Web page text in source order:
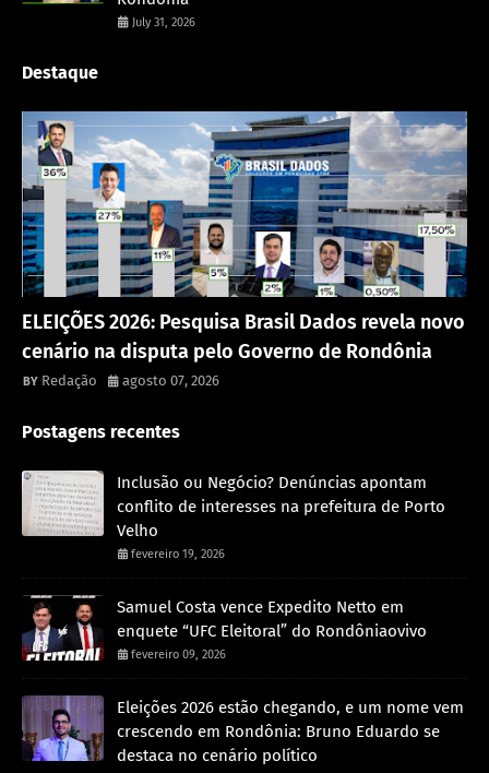
July 31, 2026
Destaque
ELEIÇÕES 2026: Pesquisa Brasil Dados revela novo
cenário na disputa pelo Governo de Rondônia
Redação agosto 07, 2026
Postagens recentes
Inclusão ou Negócio? Denúncias apontam
conflito de interesses na prefeitura de Porto
Velho
fevereiro 19, 2026
Samuel Costa vence Expedito Netto em
enquete “UFC Eleitoral” do Rondôniaovivo
fevereiro 09, 2026
Eleições 2026 estão chegando, e um nome vem
crescendo em Rondônia: Bruno Eduardo se
destaca no cenário político